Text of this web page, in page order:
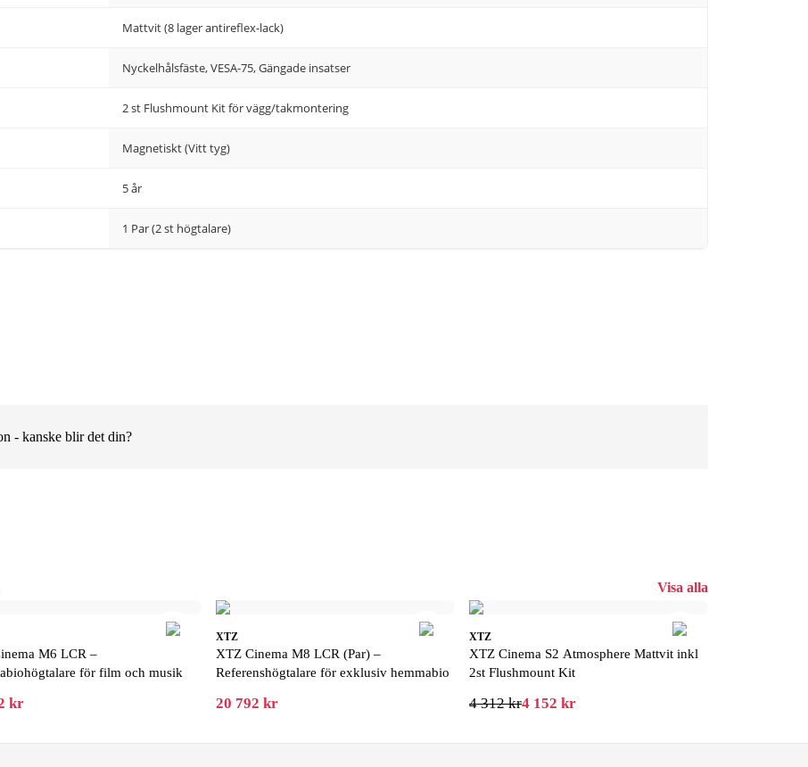
Mattvit (8 lager antireflex-lack)
Nyckelhålsfäste, VESA-75, Gängade insatser
2 st Flushmount Kit för vägg/takmontering
Magnetiskt (Vitt tyg)
5 år
1 Par (2 st högtalare)
- kanske blir det din?
Visa alla
M6 LCR –
för film och musik
kr
XTZ
XTZ Cinema M8 LCR (Par) –
Referenshögtalare för exklusiv hemmabio
20 792 kr
XTZ
XTZ Cinema S2 Atmosphere Mattvit inkl
2st Flushmount Kit
4 312 kr4 152 kr